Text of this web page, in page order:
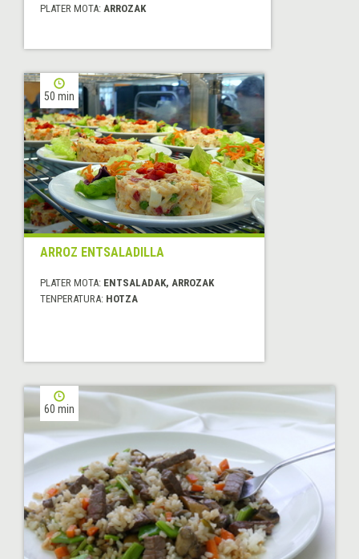
PLATER MOTA: ARROZAK
50 min
ARROZ ENTSALADILLA
PLATER MOTA: ENTSALADAK, ARROZAK
TENPERATURA: HOTZA
60 min